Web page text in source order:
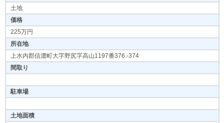
土地
価格
225万円
所在地
上水内郡信濃町大字野尻字高山1197番376.-374
間取り
駐車場
土地面積